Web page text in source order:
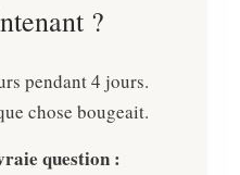
?
pendant 4 jours.
chose bougeait.
question :